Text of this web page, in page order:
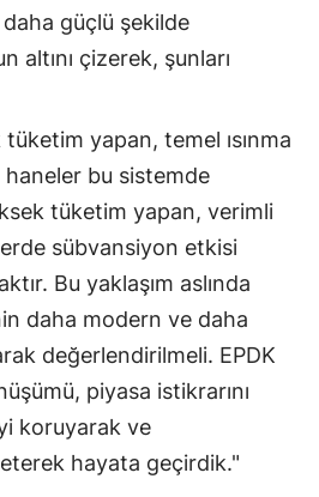
güçlü şekilde
altını çizerek, şunları
yapan, temel ısınma
haneler bu sistemde
tüketim yapan, verimli
sübvansiyon etkisi
Bu yaklaşım aslında
daha modern ve daha
değerlendirilmeli. EPDK
piyasa istikrarını
koruyarak ve
hayata geçirdik."